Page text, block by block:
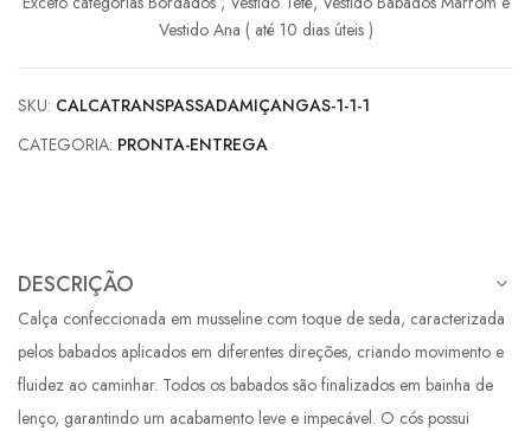
Vestido Ana ( até 10 dias úteis )
SKU: CALCATRANSPASSADAMIÇANGAS-1-1-1
CATEGORIA: PRONTA-ENTREGA
DESCRIÇÃO
Calça confeccionada em musseline com toque de seda, caracterizada
pelos babados aplicados em diferentes direções, criando movimento e
fluidez ao caminhar. Todos os babados são finalizados em bainha de
lenço, garantindo um acabamento leve e impecável. O cós possui